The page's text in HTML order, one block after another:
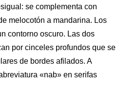
se complementa con
melocotón a mandarina. Los
contorno oscuro. Las dos
por cinceles profundos que se
de bordes afilados. A
«nab» en serifas